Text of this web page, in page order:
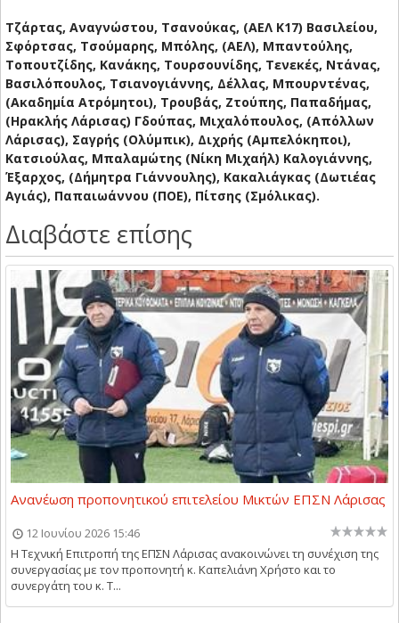
Τζάρτας, Αναγνώστου, Τσανούκας, (ΑΕΛ Κ17) Βασιλείου,
Σφόρτσας, Τσούμαρης, Μπόλης, (ΑΕΛ), Μπαντούλης,
Τοπουτζίδης, Κανάκης, Τουρσουνίδης, Τενεκές, Ντάνας,
Βασιλόπουλος, Τσιανογιάννης, Δέλλας, Μπουρντένας,
(Ακαδημία Ατρόμητοι), Τρουβάς, Ζτούπης, Παπαδήμας,
(Ηρακλής Λάρισας) Γδούπας, Μιχαλόπουλος, (Απόλλων
Λάρισας), Σαγρής (Ολύμπικ), Διχρής (Αμπελόκηποι),
Κατσιούλας, Μπαλαμώτης (Νίκη Μιχαήλ) Καλογιάννης,
Έξαρχος, (Δήμητρα Γιάννουλης), Κακαλιάγκας (Δωτιέας
Αγιάς), Παπαιωάννου (ΠΟΕ), Πίτσης (Σμόλικας).
Διαβάστε επίσης
Ανανέωση προπονητικού επιτελείου Μικτών ΕΠΣΝ Λάρισας
12 Ιουνίου 2026 15:46
Η Τεχνική Επιτροπή της ΕΠΣΝ Λάρισας ανακοινώνει τη συνέχιση της
συνεργασίας με τον προπονητή κ. Καπελιάνη Χρήστο και το
συνεργάτη του κ. Τ...